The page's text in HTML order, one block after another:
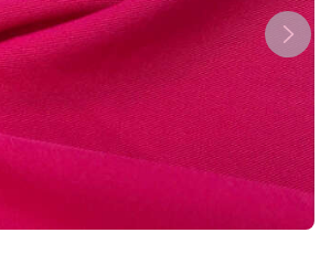
Next